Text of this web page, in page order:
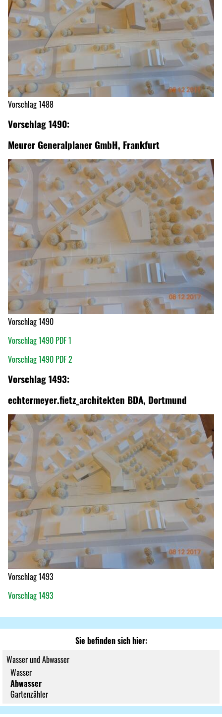
Vorschlag 1488
Vorschlag 1490:
Meurer Generalplaner GmbH, Frankfurt
Vorschlag 1490
Vorschlag 1490 PDF 1
Vorschlag 1490 PDF 2
Vorschlag 1493:
echtermeyer.fietz_architekten BDA, Dortmund
Vorschlag 1493
Vorschlag 1493
Sie befinden sich hier:
Wasser und Abwasser
Wasser
Abwasser
Gartenzähler